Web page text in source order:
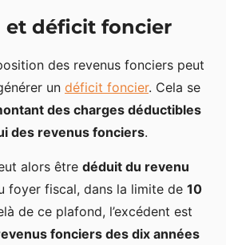
et déficit foncier
des revenus fonciers peut
un déficit foncier. Cela se
des charges déductibles
des revenus fonciers.
alors être déduit du revenu
foyer fiscal, dans la limite de 10
de ce plafond, l’excédent est
fonciers des dix années